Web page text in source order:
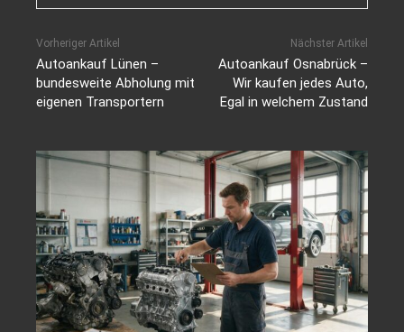
Vorheriger Artikel
Autoankauf Lünen –
bundesweite Abholung mit
eigenen Transportern
Nächster Artikel
Autoankauf Osnabrück –
Wir kaufen jedes Auto,
Egal in welchem Zustand